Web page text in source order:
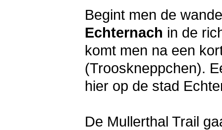
Begint men de
Echternach in de
komt men na een
(Trooskneppchen).
hier op de stad
De Mullerthal Trail